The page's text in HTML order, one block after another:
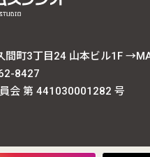
間町3丁目24 山本ビル1F
8427
会 第 441030001282 号